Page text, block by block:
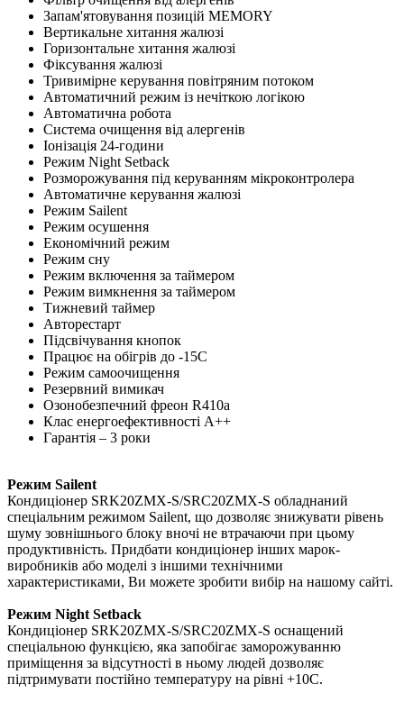
Запам'ятовування позицій MEMORY
Вертикальне хитання жалюзі
Горизонтальне хитання жалюзі
Фіксування жалюзі
Тривимірне керування повітряним потоком
Автоматичний режим із нечіткою логікою
Автоматична робота
Система очищення від алергенів
Іонізація 24-години
Режим Night Setback
Розморожування під керуванням мікроконтролера
Автоматичне керування жалюзі
Режим Sailent
Режим осушення
Економічний режим
Режим сну
Режим включення за таймером
Режим вимкнення за таймером
Тижневий таймер
Авторестарт
Підсвічування кнопок
Працює на обігрів до -15С
Режим самоочищення
Резервний вимикач
Озонобезпечний фреон R410a
Клас енергоефективності А++
Гарантія – 3 роки
Режим Sailent
Кондиціонер SRK20ZMX-S/SRC20ZMX-S обладнаний
спеціальним режимом Sailent, що дозволяє знижувати рівень
шуму зовнішнього блоку вночі не втрачаючи при цьому
продуктивність. Придбати кондиціонер інших марок-
виробників або моделі з іншими технічними
характеристиками, Ви можете зробити вибір на нашому сайті.
Режим Night Setback
Кондиціонер SRK20ZMX-S/SRC20ZMX-S оснащений
спеціальною функцією, яка запобігає заморожуванню
приміщення за відсутності в ньому людей дозволяє
підтримувати постійно температуру на рівні +10С.